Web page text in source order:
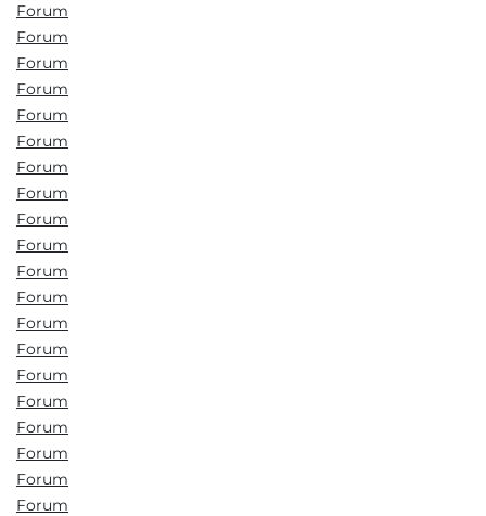
Forum
Forum
Forum
Forum
Forum
Forum
Forum
Forum
Forum
Forum
Forum
Forum
Forum
Forum
Forum
Forum
Forum
Forum
Forum
Forum